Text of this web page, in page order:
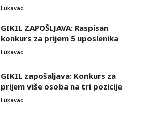
Lukavac
GIKIL ZAPOŠLJAVA: Raspisan
konkurs za prijem 5 uposlenika
Lukavac
GIKIL zapošaljava: Konkurs za
prijem više osoba na tri pozicije
Lukavac